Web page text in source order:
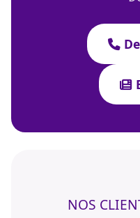
NOS